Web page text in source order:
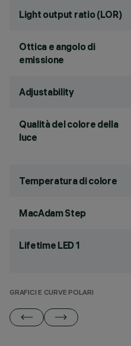
Light output ratio (LOR)
Ottica e angolo di
emissione
Adjustability
Qualità del colore della
luce
Temperatura di colore
MacAdam Step
Lifetime LED 1
GRAFICI E CURVE POLARI